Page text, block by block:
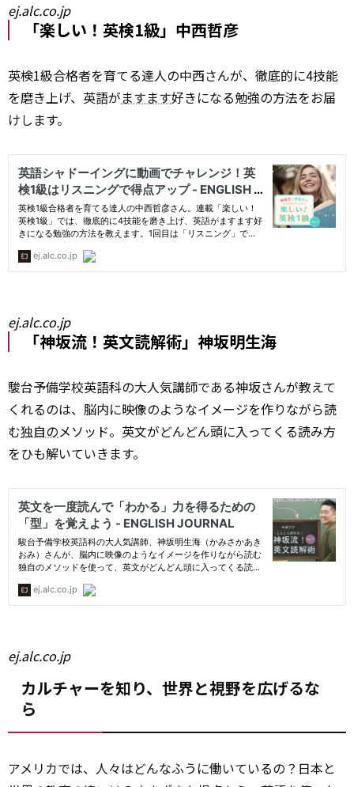
ej.alc.co.jp
「楽しい！英検1級」中西哲彦
英検1級合格者を育てる達人の中西さんが、徹底的に4技能
を磨き上げ、英語がますます好きになる勉強の方法をお届
けします。
ej.alc.co.jp
「神坂流！英文読解術」神坂明生海
駿台予備学校英語科の大人気講師である神坂さんが教えて
くれるのは、脳内に映像のようなイメージを作りながら読
む独自のメソッド。英文がどんどん頭に入ってくる読み方
をひも解いていきます。
ej.alc.co.jp
カルチャーを知り、世界と視野を広げるな
ら
アメリカでは、人々はどんなふうに働いているの？日本と